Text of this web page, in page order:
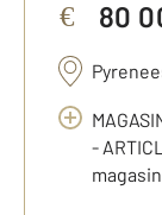
€ 80
-